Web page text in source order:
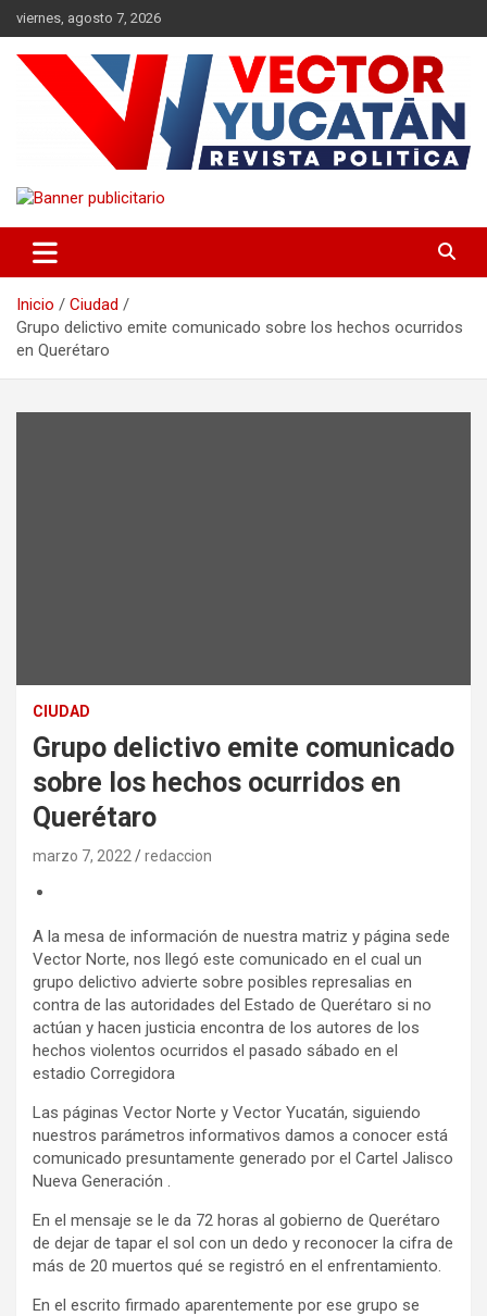
Saltar
al
contenido
viernes, agosto 7, 2026
Vector Yucatán
Inicio
Ciudad
Grupo delictivo emite comunicado sobre los hechos ocurridos
en Querétaro
CIUDAD
Grupo delictivo emite comunicado
sobre los hechos ocurridos en
Querétaro
marzo 7, 2022 redaccion
A la mesa de información de nuestra matriz y página sede
Vector Norte, nos llegó este comunicado en el cual un
grupo delictivo advierte sobre posibles represalias en
contra de las autoridades del Estado de Querétaro si no
actúan y hacen justicia encontra de los autores de los
hechos violentos ocurridos el pasado sábado en el
estadio Corregidora
Las páginas Vector Norte y Vector Yucatán, siguiendo
nuestros parámetros informativos damos a conocer está
comunicado presuntamente generado por el Cartel Jalisco
Nueva Generación .
En el mensaje se le da 72 horas al gobierno de Querétaro
de dejar de tapar el sol con un dedo y reconocer la cifra de
más de 20 muertos qué se registró en el enfrentamiento.
En el escrito firmado aparentemente por ese grupo se